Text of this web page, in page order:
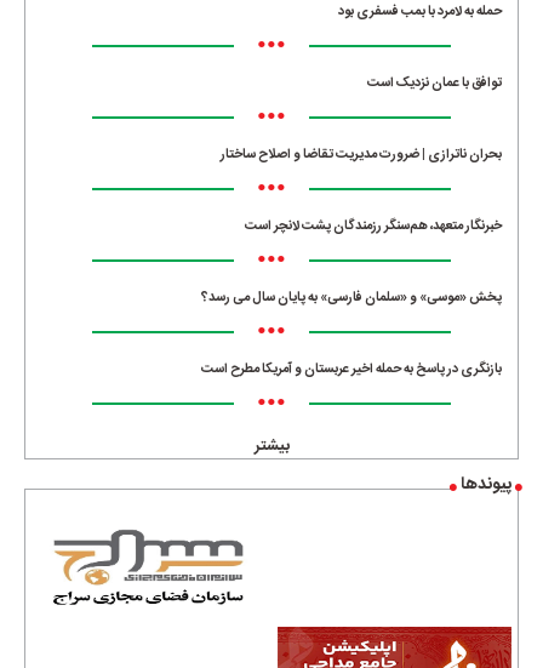
حمله به لامرد با بمب فسفری بود
•••
توافق با عمان نزدیک است
•••
بحران ناترازی | ضرورت مدیریت تقاضا و اصلاح ساختار
•••
خبرنگار متعهد، هم‌سنگر رزمندگان پشت لانچر است
•••
پخش «موسی» و «سلمان فارسی» به پایان سال می رسد؟
•••
بازنگری در پاسخ به حمله اخیر عربستان و آمریکا مطرح است
•••
بیشتر
پیوندها